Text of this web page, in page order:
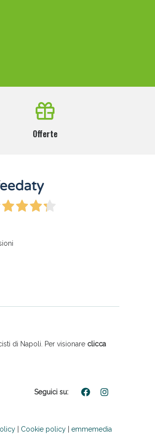
Offerte
di Napoli. Per visionare clicca
Seguici su:
Cookie policy emmemedia